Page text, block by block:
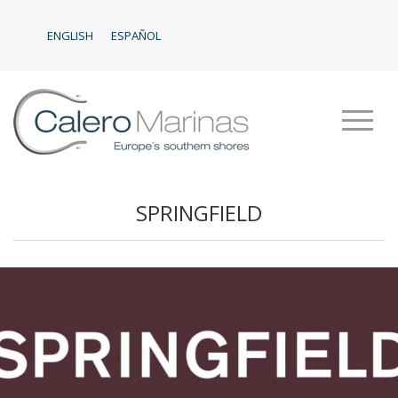
ENGLISH ESPAÑOL
SPRINGFIELD